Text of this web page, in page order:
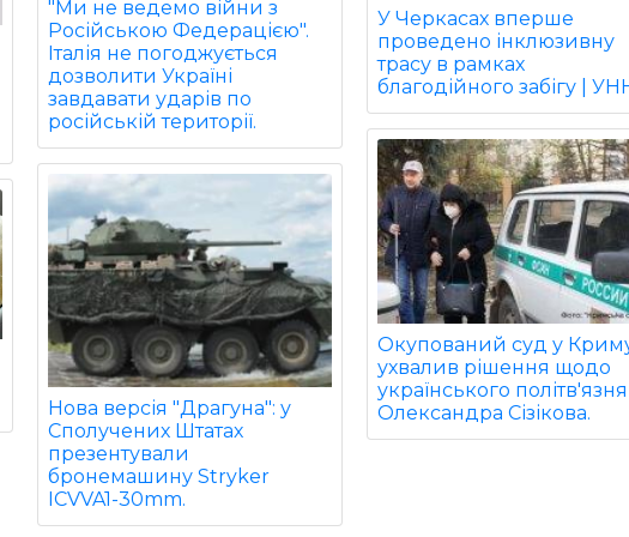
"Ми не ведемо війни з
Російською Федерацією".
Італія не погоджується
дозволити Україні
завдавати ударів по
російській території.
Нова версія "Драгуна": у
Сполучених Штатах
презентували
бронемашину Stryker
ICVVA1-30mm.
У Черкасах вперше
проведено інклюзивну
трасу в рамках
благодійного забігу |
Окупований суд у
ухвалив рішення щодо
українського політв'язня
Олександра Сізікова.